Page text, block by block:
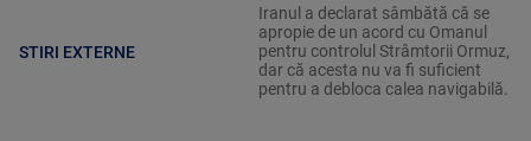
STIRI EXTERNE
Iranul a declarat sâmbătă că se
apropie de un acord cu Omanul
pentru controlul Strâmtorii Ormuz,
dar că acesta nu va fi suficient
pentru a debloca calea navigabilă.